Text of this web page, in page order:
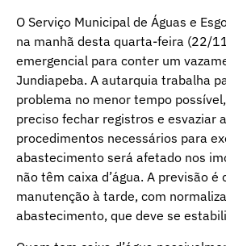
O Serviço Municipal de Águas e
na manhã desta quarta-feira (22/
emergencial para conter um
Jundiapeba. A autarquia trabalha
problema no menor tempo
preciso fechar registros e esvaziar
procedimentos necessários para
abastecimento será afetado nos
não têm caixa d’água. A previsão é
manutenção à tarde, com
abastecimento, que deve se